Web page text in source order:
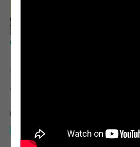
УЧИТЕЛЬ
Лорен Стивен
НЕОБХОДИМОЕ ОБОРУДОВАНИЕ
Реформер